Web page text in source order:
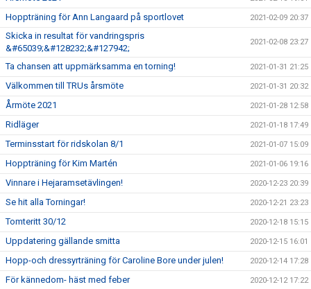
Hoppträning för Ann Langaard på sportlovet 2021-02-09 20:37
Skicka in resultat för vandringspris
&#65039;&#128232;&#127942;
2021-02-08 23:27
Ta chansen att uppmärksamma en torning! 2021-01-31 21:25
Välkommen till TRUs årsmöte 2021-01-31 20:32
Årmöte 2021 2021-01-28 12:58
Ridläger 2021-01-18 17:49
Terminsstart för ridskolan 8/1 2021-01-07 15:09
Hoppträning för Kim Martén 2021-01-06 19:16
Vinnare i Hejaramsetävlingen! 2020-12-23 20:39
Se hit alla Torningar! 2020-12-21 23:23
Tomteritt 30/12 2020-12-18 15:15
Uppdatering gällande smitta 2020-12-15 16:01
Hopp-och dressyrträning för Caroline Bore under julen! 2020-12-14 17:28
För kännedom- häst med feber 2020-12-12 17:22